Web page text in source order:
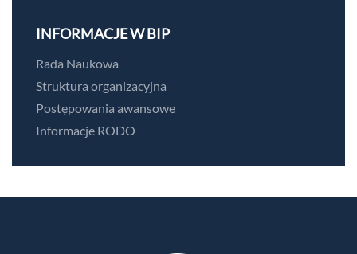
INFORMACJE W BIP
Rada Naukowa
Struktura organizacyjna
Postępowania awansowe
Informacje RODO